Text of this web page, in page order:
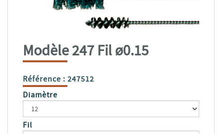
Modèle 247 Fil ø0.15
Référence : 247512
Diamètre
Fil